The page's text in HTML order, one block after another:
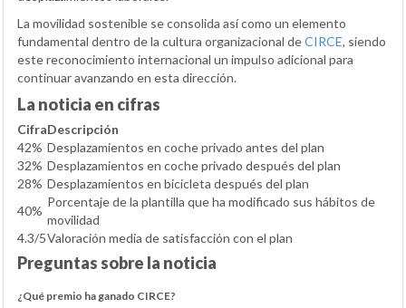
La movilidad sostenible se consolida así como un elemento
fundamental dentro de la cultura organizacional deCIRCE, siendo
este reconocimiento internacional un impulso adicional para
continuar avanzando en esta dirección.
La noticia en cifras
CifraDescripción
42% Desplazamientos en coche privado antes del plan
32% Desplazamientos en coche privado después del plan
28% Desplazamientos en bicicleta después del plan
40%
Porcentaje de la plantilla que ha modificado sus hábitos de
movilidad
4.3/5Valoración media de satisfacción con el plan
Preguntas sobre la noticia
¿Qué premio ha ganado CIRCE?